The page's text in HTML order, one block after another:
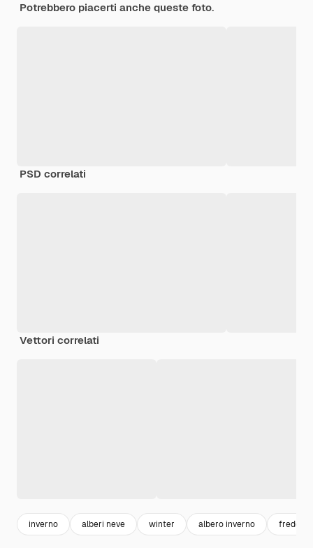
Potrebbero piacerti anche queste foto.
PSD correlati
Vettori correlati
inverno alberi neve winter albero inverno freddo